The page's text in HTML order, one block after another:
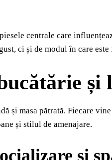
centrale care
ci și de modul în care
și
și masa pătrată. Fiecare
și stilul de amenajare.
și